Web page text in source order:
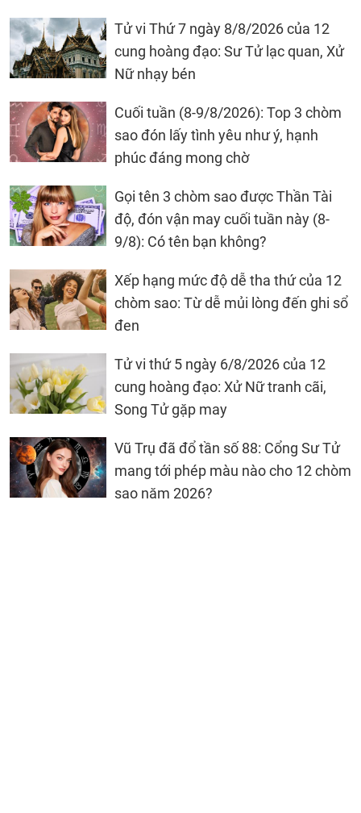
Tử vi Thứ 7 ngày 8/8/2026 của 12
cung hoàng đạo: Sư Tử lạc quan, Xử
Nữ nhạy bén
Cuối tuần (8-9/8/2026): Top 3 chòm
sao đón lấy tình yêu như ý, hạnh
phúc đáng mong chờ
Gọi tên 3 chòm sao được Thần Tài
độ, đón vận may cuối tuần này (8-
9/8): Có tên bạn không?
Xếp hạng mức độ dễ tha thứ của 12
chòm sao: Từ dễ mủi lòng đến ghi sổ
đen
Tử vi thứ 5 ngày 6/8/2026 của 12
cung hoàng đạo: Xử Nữ tranh cãi,
Song Tử gặp may
Vũ Trụ đã đổ tần số 88: Cổng Sư Tử
mang tới phép màu nào cho 12 chòm
sao năm 2026?